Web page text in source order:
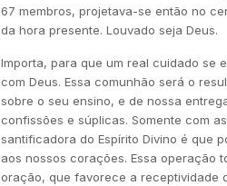
67 membros, projetava-se então no
da hora presente. Louvado seja Deus.
Importa, para que um real cuidado se
com Deus. Essa comunhão será o
sobre o seu ensino, e de nossa
confissões e súplicas. Somente com
santificadora do Espírito Divino é que
aos nossos corações. Essa operação
oração, que favorece a receptividade